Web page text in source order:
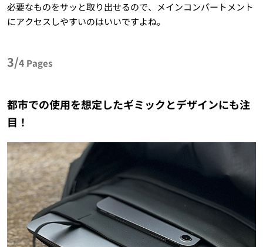
必要なものをサッと取り出せるので、メインコンパートメント
にアクセスしやすいのはいいですよね。
3/4 Pages
都市での使用を想定したギミックとデザインにも注
目！